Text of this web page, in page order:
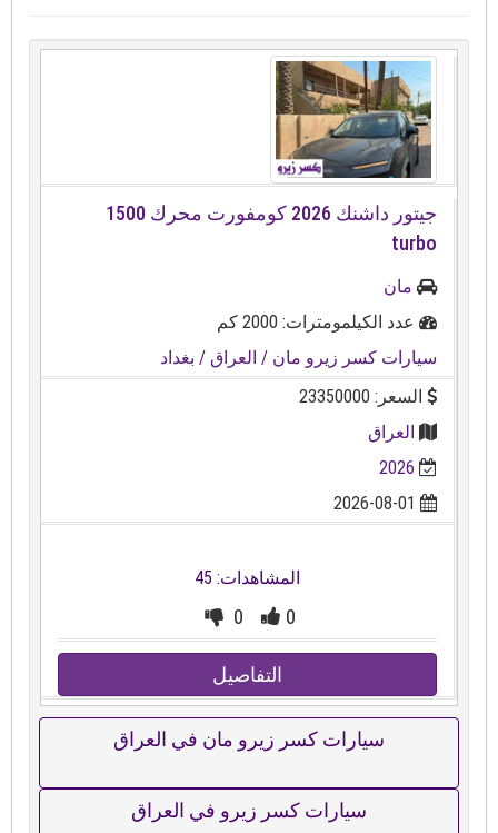
turbo⁩⁩
مان
عدد الكيلمومترات: 2000 كم
سيارات كسر زيرو مان/ العراق/ بغداد
السعر: 23350000
العراق
2026
2026-08-01
المشاهدات: 45
0
0
التفاصيل
سيارات كسر زيرو مان في العراق
سيارات كسر زيرو في العراق